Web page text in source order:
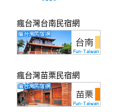
瘋台灣台南民宿網
瘋台灣苗栗民宿網